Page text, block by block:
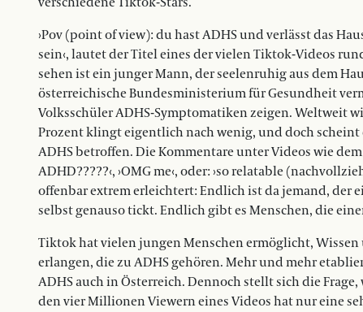
›Pov (point of view): du hast ADHS und verlässt das
sein‹, lautet der Titel eines der vielen Tiktok-Videos
sehen ist ein junger Mann, der seelenruhig aus dem
österreichische Bundesministerium für Gesundheit
Volksschüler ADHS-Symptomatiken zeigen. Weltweit
Prozent klingt eigentlich nach wenig, und doch scheint
ADHS betroffen. Die Kommentare unter Videos wie
ADHD?????‹, ›OMG me‹, oder: ›so relatable
offenbar extrem erleichtert: Endlich ist da jemand,
selbst genauso tickt. Endlich gibt es Menschen, die
Tiktok hat vielen jungen Menschen ermöglicht,
erlangen, die zu ADHS gehören. Mehr und mehr
ADHS auch in Österreich. Dennoch stellt sich die
den vier Millionen Viewern eines Videos hat nur eine